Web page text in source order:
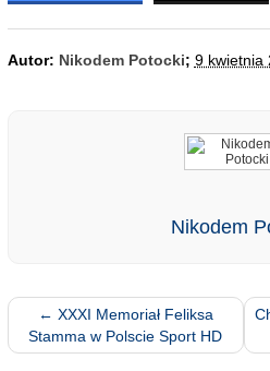
Autor: Nikodem Potocki; 9 kwietnia
Nikodem
← XXXI Memoriał Feliksa
Stamma w Polscie Sport HD